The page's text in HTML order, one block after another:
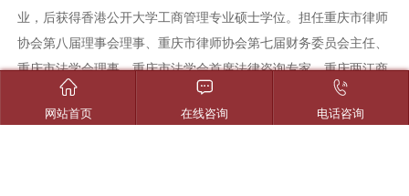
业，后获得香港公开大学工商管理专业硕士学位。担任重庆市律师
协会第八届理事会理事、重庆市律师协会第七届财务委员会主任、
重庆市法学会理事、重庆市法学会首席法律咨询专家、重庆两江商
事调解中心调解员、重庆市新专联理事、中国管理科学研究院学术
委员会法律服务行业智库专家。系全国优秀律师、2011-2014年重

网站首页

在线咨询

电话咨询